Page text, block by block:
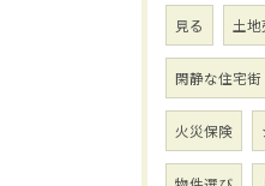
見る 土地
閑静な住宅街
火災保険